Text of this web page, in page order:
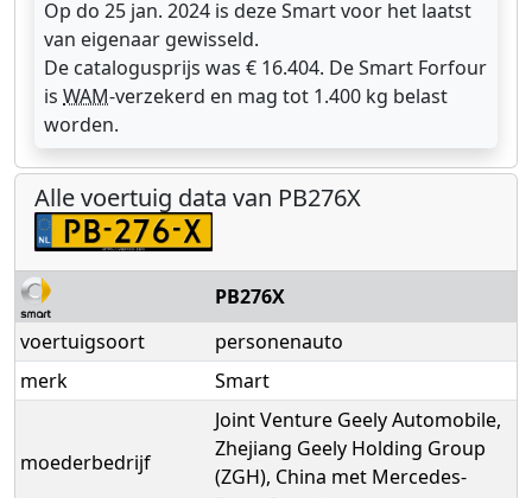
Op do 25 jan. 2024 is deze Smart voor het laatst
van eigenaar gewisseld.
De catalogusprijs was € 16.404. De Smart Forfour
is WAM-verzekerd en mag tot 1.400 kg belast
worden.
Alle voertuig data van PB276X
PB276X
voertuigsoort
personenauto
merk
Smart
moederbedrijf
Joint Venture Geely Automobile,
Zhejiang Geely Holding Group
(ZGH), China met Mercedes-